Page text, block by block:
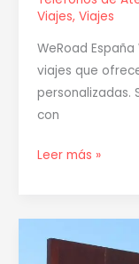
Viajes, Viajes
WeRoad
viajes que
personalizadas.
con
Leer más »